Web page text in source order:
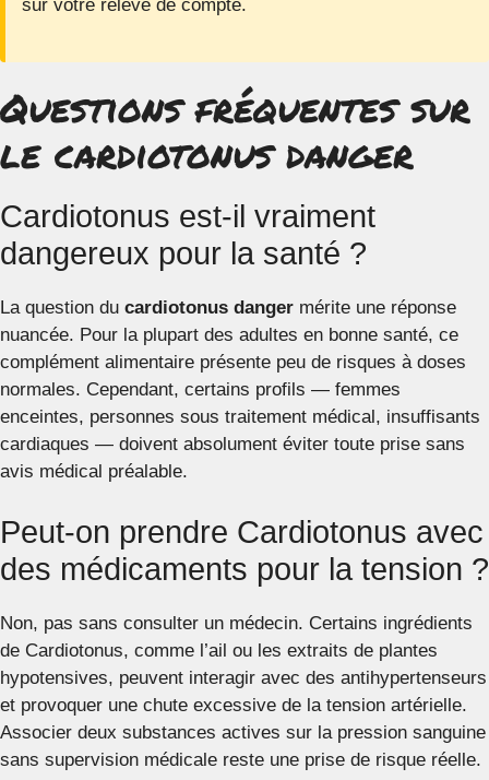
sur votre relevé de compte.
Questions fréquentes sur
le cardiotonus danger
Cardiotonus est-il vraiment
dangereux pour la santé ?
La question du cardiotonus danger mérite une réponse
nuancée. Pour la plupart des adultes en bonne santé, ce
complément alimentaire présente peu de risques à doses
normales. Cependant, certains profils — femmes
enceintes, personnes sous traitement médical, insuffisants
cardiaques — doivent absolument éviter toute prise sans
avis médical préalable.
Peut-on prendre Cardiotonus avec
des médicaments pour la tension ?
Non, pas sans consulter un médecin. Certains ingrédients
de Cardiotonus, comme l’ail ou les extraits de plantes
hypotensives, peuvent interagir avec des antihypertenseurs
et provoquer une chute excessive de la tension artérielle.
Associer deux substances actives sur la pression sanguine
sans supervision médicale reste une prise de risque réelle.